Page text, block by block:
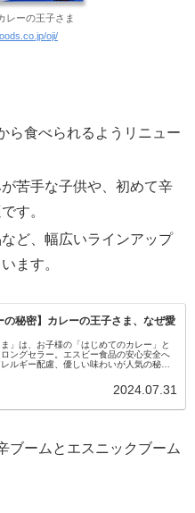
レーの王子さま
oji/
ら食べられるようリニュー
苦手な子供や、初めて辛
す。
ど、幅広いラインアップ
ます。
の秘密】カレーの王子さま、なぜ愛
ま」は、お子様の「はじめてのカレー」と
ングセラー。エスビー食品の安心安全へ
ルギー配慮、優しい味わいが人気の秘
2024.07.31
ブームとエスニックブーム